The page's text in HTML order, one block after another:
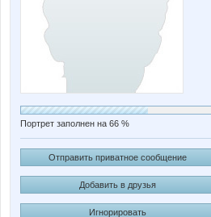
Портрет заполнен на 66 %
Отправить приватное сообщение
Добавить в друзья
Игнорировать